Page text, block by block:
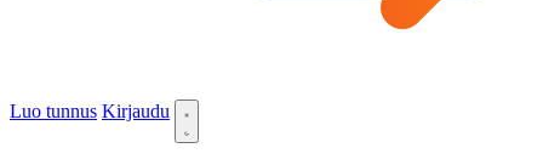
Luo tunnus Kirjaudu